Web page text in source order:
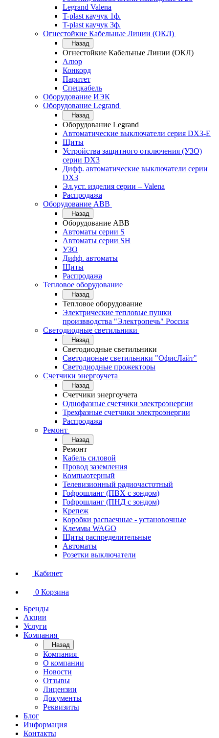
Legrand Valena
T-plast каучук 1ф.
T-plast каучук 3ф.
Огнестойкие Кабельные Линии (ОКЛ)
Назад
Огнестойкие Кабельные Линии (ОКЛ)
Алюр
Конкорд
Паритет
Спецкабель
Оборудование ИЭК
Оборудование Legrand
Назад
Оборудование Legrand
Автоматические выключатели серия DX3-E
Щиты
Устройства защитного отключения (УЗО)
серии DX3
Дифф. автоматические выключатели серии
DX3
Эл.уст. изделия серии – Valena
Распродажа
Оборудование АВВ
Назад
Оборудование АВВ
Автоматы серии S
Автоматы серии SH
УЗО
Дифф. автоматы
Щиты
Распродажа
Тепловое оборудование
Назад
Тепловое оборудование
Электрические тепловые пушки
произвводства "Электропечь" Россия
Светодиодные светильники
Назад
Светодиодные светильники
Светодионые светильники "ОфисЛайт"
Светодиодные прожекторы
Счетчики энергоучета
Назад
Счетчики энергоучета
Однофазные счетчики электроэнергии
Трехфазные счетчики электроэнергии
Распродажа
Ремонт
Назад
Ремонт
Кабель силовой
Провод заземления
Компьютерный
Телевизионный радиочастотный
Гофрошланг (ПВХ с зондом)
Гофрошланг (ПНД с зондом)
Крепеж
Коробки распаечные - установочные
Клеммы WAGO
Щиты распределительные
Автоматы
Розетки выключатели
Кабинет
0 Корзина
Бренды
Акции
Услуги
Компания
Назад
Компания
О компании
Новости
Отзывы
Лицензии
Документы
Реквизиты
Блог
Информация
Контакты